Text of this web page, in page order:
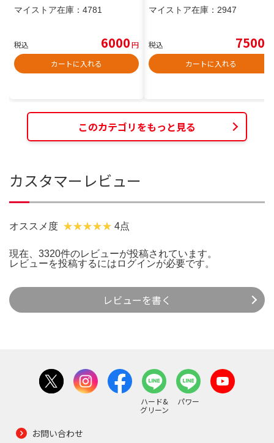
マイストア在庫： 4781
税込 6000円
カートに入れる
マイストア在庫： 2947
税込 7500
カートに入れる
このカテゴリをもっと見る
カスタマーレビュー
オススメ度 4点
現在、3320件のレビューが投稿されています。
レビューを投稿するには ログインが必要です。
レビューを書く
ハード&
グリーン
パワー
お問い合わせ